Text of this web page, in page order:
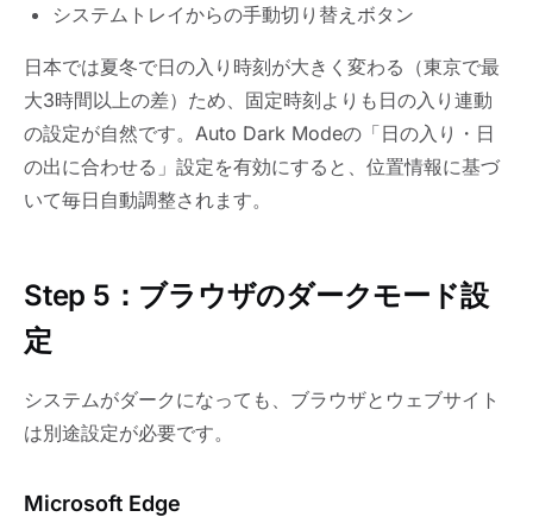
システムトレイからの手動切り替えボタン
日本では夏冬で日の入り時刻が大きく変わる（東京で最
大3時間以上の差）ため、固定時刻よりも日の入り連動
の設定が自然です。Auto Dark Modeの「日の入り・日
の出に合わせる」設定を有効にすると、位置情報に基づ
いて毎日自動調整されます。
Step 5：ブラウザのダークモード設
定
システムがダークになっても、ブラウザとウェブサイト
は別途設定が必要です。
Microsoft Edge